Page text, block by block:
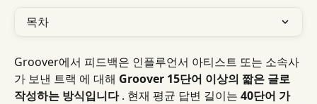
목차
Groover에서 피드백은 인플루언서 아티스트 또는 소속사
가 보낸 트랙 에 대해 Groover 15단어 이상의 짧은 글로
작성하는 방식입니다 . 현재 평균 답변 길이는 40단어 가